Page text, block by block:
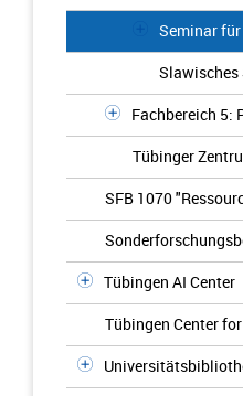
Seminar
Slawisches
Fachbereich 5:
Tübinger
SFB 1070
Tübingen AI Center
Tübingen Center